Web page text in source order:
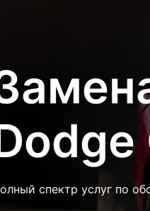
спектр услуг по